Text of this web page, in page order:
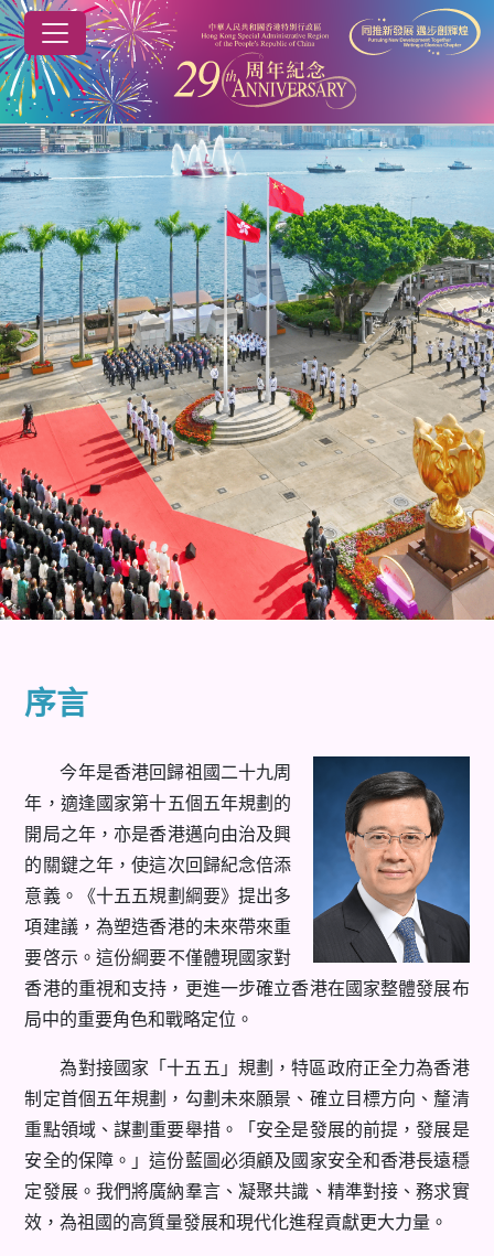
跳到主要內容
慶祝香港特別行政區成立29周年
序言
今年是香港回歸祖國二十九周
年，適逢國家第十五個五年規劃的
開局之年，亦是香港邁向由治及興
的關鍵之年，使這次回歸紀念倍添
意義。《十五五規劃綱要》提出多
項建議，為塑造香港的未來帶來重
要啓示。這份綱要不僅體現國家對
香港的重視和支持，更進一步確立香港在國家整體發展布
局中的重要角色和戰略定位。
為對接國家「十五五」規劃，特區政府正全力為香港
制定首個五年規劃，勾劃未來願景、確立目標方向、釐清
重點領域、謀劃重要舉措。「安全是發展的前提，發展是
安全的保障。」這份藍圖必須顧及國家安全和香港長遠穩
定發展。我們將廣納羣言、凝聚共識、精準對接、務求實
效，為祖國的高質量發展和現代化進程貢獻更大力量。